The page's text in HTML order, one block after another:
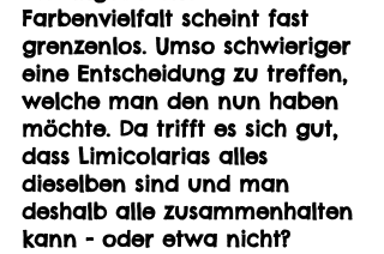
Farbenvielfalt scheint fast
grenzenlos. Umso schwieriger
eine Entscheidung zu treffen,
welche man den nun haben
möchte. Da trifft es sich gut,
dass Limicolarias alles
dieselben sind und man
deshalb alle zusammenhalten
kann - oder etwa nicht?